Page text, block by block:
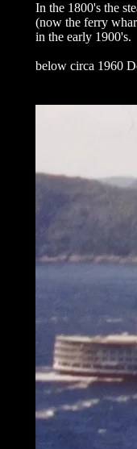
In the 1800's the
(now the ferry
in the early 1900's.
below circa 1960